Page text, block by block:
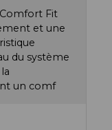
Comfort Fit
et une
du système
un comf